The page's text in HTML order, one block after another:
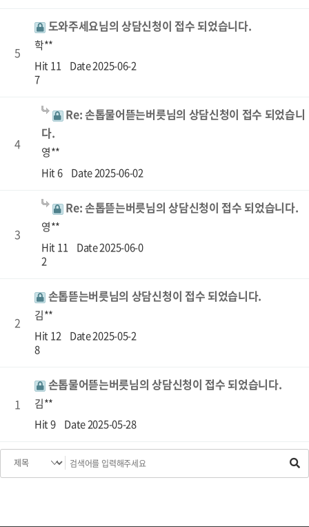
5
도와주세요님의 상담신청이 접수 되었습니다.
학**
Hit 11 Date 2025-06-2
7
4
Re: 손톱물어뜯는버릇님의 상담신청이 접수 되었습니
다.
영**
Hit 6 Date 2025-06-02
3
Re: 손톱뜯는버릇님의 상담신청이 접수 되었습니다.
영**
Hit 11 Date 2025-06-0
2
2
손톱뜯는버릇님의 상담신청이 접수 되었습니다.
김**
Hit 12 Date 2025-05-2
8
1
손톱물어뜯는버릇님의 상담신청이 접수 되었습니다.
김**
Hit 9 Date 2025-05-28